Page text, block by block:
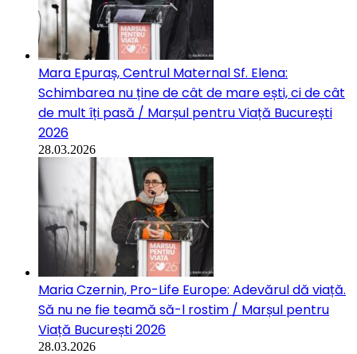
Mara Epuraș, Centrul Maternal Sf. Elena:
Schimbarea nu ține de cât de mare ești, ci de cât
de mult îți pasă / Marșul pentru Viață București
2026
28.03.2026
Maria Czernin, Pro-Life Europe: Adevărul dă viață.
Să nu ne fie teamă să-l rostim / Marșul pentru
Viață București 2026
28.03.2026